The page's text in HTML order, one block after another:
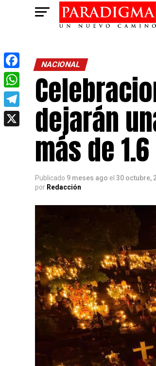
NACIONAL
dejarán
más de
Publicado 9 meses ago el 30 octubre,
por Redacción
Facebook
WhatsApp
Telegram